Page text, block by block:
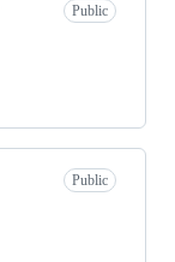
Public
Public